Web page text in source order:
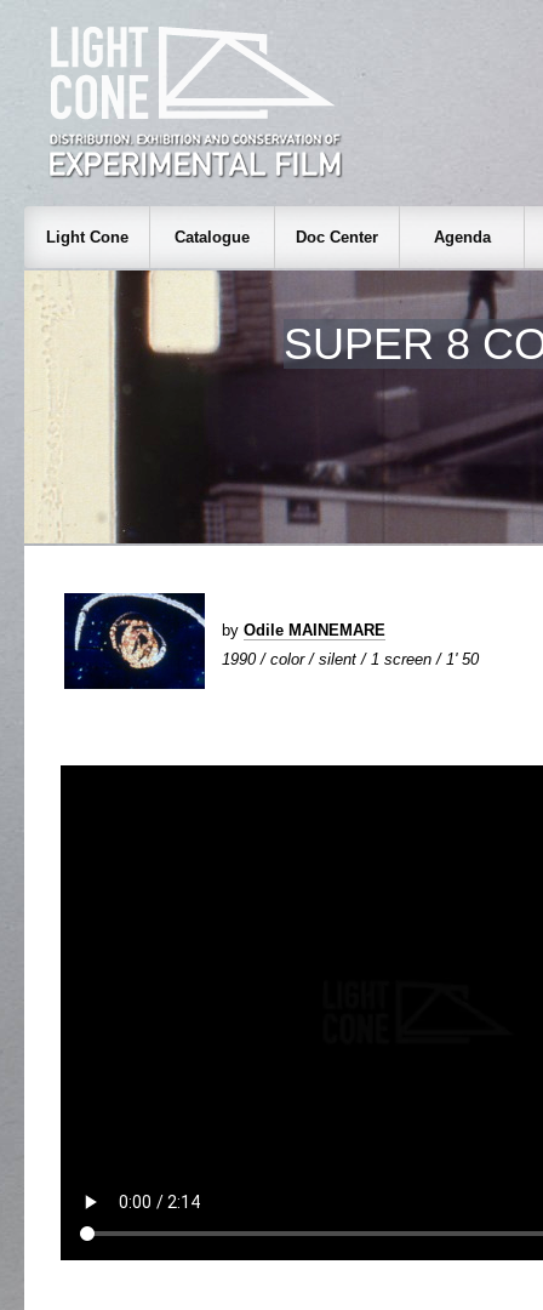
Light Cone Catalogue Doc Center Agenda
SUPER 8
by Odile MAINEMARE
1990 / color / silent / 1 screen / 1' 50